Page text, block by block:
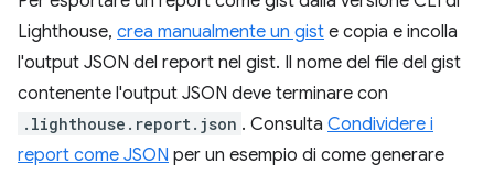
Lighthouse, crea manualmente un gist e copia e incolla
l'output JSON del report nel gist. Il nome del file del gist
contenente l'output JSON deve terminare con
.lighthouse.report.json . Consulta Condividere i
report come JSON per un esempio di come generare